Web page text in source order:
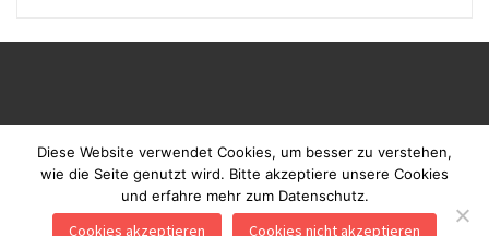
Proudly powered by WordPress|Theme: Blaskan byColorlib.com .
Diese Website verwendet Cookies, um besser zu verstehen,
wie die Seite genutzt wird. Bitte akzeptiere unsere Cookies
und erfahre mehr zum Datenschutz.
Cookies akzeptieren Cookies nicht akzeptieren